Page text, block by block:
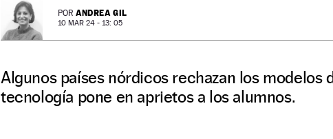
POR ANDREA GIL
10 MAR 24 - 13: 05
Algunos países nórdicos rechazan los modelos
tecnología pone en aprietos a los alumnos.